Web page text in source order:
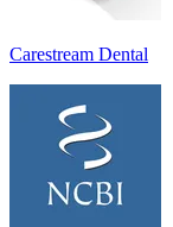
Carestream Dental